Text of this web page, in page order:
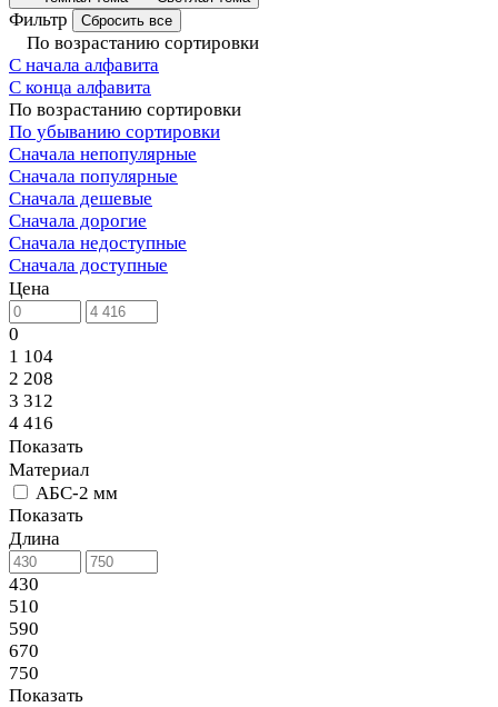
Фильтр Сбросить все
По возрастанию сортировки
С начала алфавита
С конца алфавита
По возрастанию сортировки
По убыванию сортировки
Сначала непопулярные
Сначала популярные
Сначала дешевые
Сначала дорогие
Сначала недоступные
Сначала доступные
Цена
0
1 104
2 208
3 312
4 416
Показать
Материал
АБС-2 мм
Показать
Длина
430
510
590
670
750
Показать